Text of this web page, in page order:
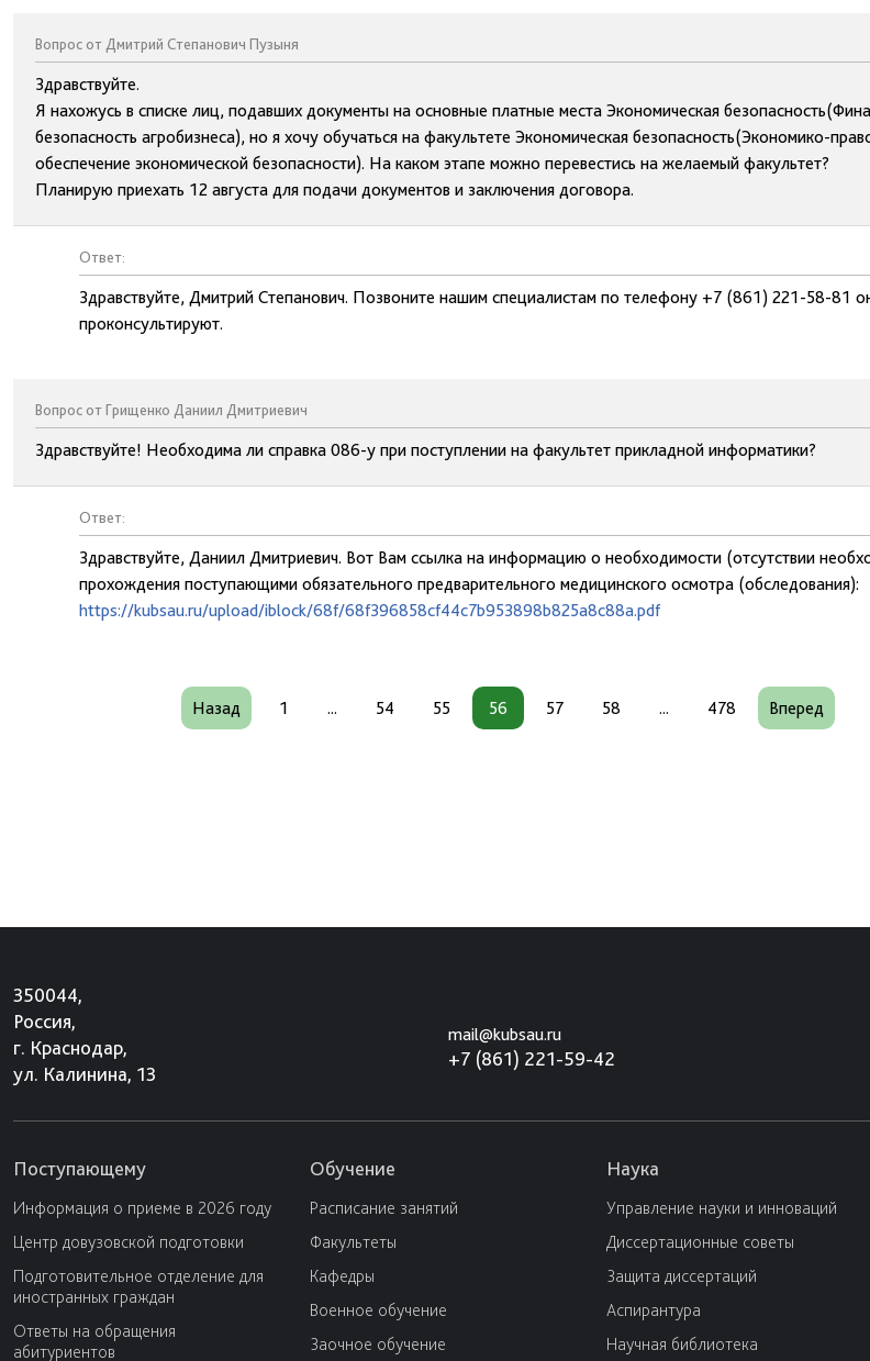
Вопрос от Дмитрий Степанович Пузыня
Здравствуйте.
Я нахожусь в списке лиц, подавших документы на основные платные места Экономическая
безопасность агробизнеса), но я хочу обучаться на факультете Экономическая безопасность(Экономико-
обеспечение экономической безопасности). На каком этапе можно перевестись на желаемый факультет?
Планирую приехать 12 августа для подачи документов и заключения договора.
Ответ:
Здравствуйте, Дмитрий Степанович. Позвоните нашим специалистам по телефону +7 (861) 221-58-81
проконсультируют.
Вопрос от Грищенко Даниил Дмитриевич
Здравствуйте! Необходима ли справка 086-у при поступлении на факультет прикладной информатики?
Ответ:
Здравствуйте, Даниил Дмитриевич. Вот Вам ссылка на информацию о необходимости (отсутствии
прохождения поступающими обязательного предварительного медицинского осмотра (обследования):
https://kubsau.ru/upload/iblock/68f/68f396858cf44c7b953898b825a8c88a.pdf
Назад 1 ... 54 55 56 57 58 ... 478 Вперед
350044,
Россия,
г. Краснодар,
ул. Калинина, 13
mail@kubsau.ru
+7 (861) 221-59-42
Поступающему
Информация о приеме в 2026 году
Центр довузовской подготовки
Подготовительное отделение для
иностранных граждан
Ответы на обращения
абитуриентов
Обучение
Расписание занятий
Факультеты
Кафедры
Военное обучение
Заочное обучение
Наука
Управление науки и инноваций
Диссертационные советы
Защита диссертаций
Аспирантура
Научная библиотека